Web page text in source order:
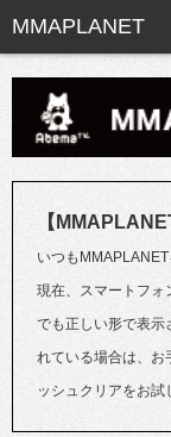
【
いつも
現在、スマートフォ
でも正しい形で表示
れている場合は、お
ッシュクリアをお試